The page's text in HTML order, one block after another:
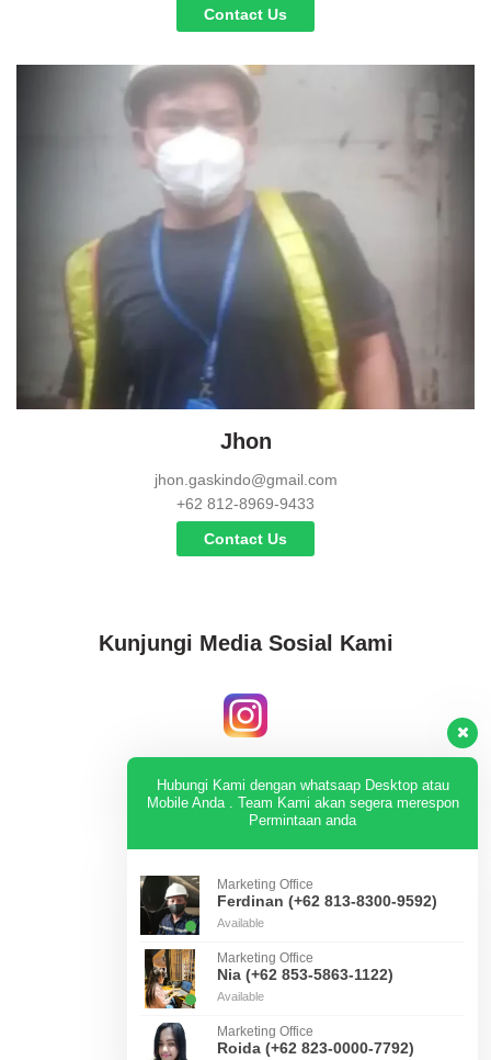
Contact Us
Jhon
jhon.gaskindo@gmail.com
+62 812-8969-9433
Contact Us
Kunjungi Media Sosial Kami
KUNJUNGI
Tiktok
Hubungi Kami dengan whatsaap Desktop atau
Mobile Anda . Team Kami akan segera merespon
Permintaan anda
Marketing Office
Ferdinan (+62 813-8300-9592)
Available
Marketing Office
Nia (+62 853-5863-1122)
Available
Marketing Office
Roida (+62 823-0000-7792)